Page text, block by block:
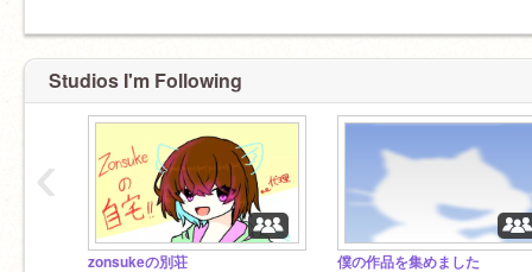
Studios I'm Following
zonsukeの別荘 僕の作品を集めました
‹